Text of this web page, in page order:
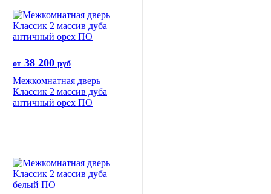
от 38 200 руб
Межкомнатная дверь
Классик 2 массив дуба
античный орех ПО